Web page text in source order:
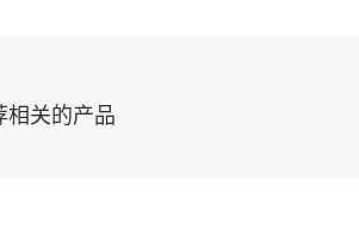
相关的产品